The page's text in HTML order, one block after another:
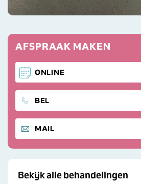
AFSPRAAK MAKEN
ONLINE
BEL
STUUR ONS EEN
MAIL
Bekijk alle behandelingen